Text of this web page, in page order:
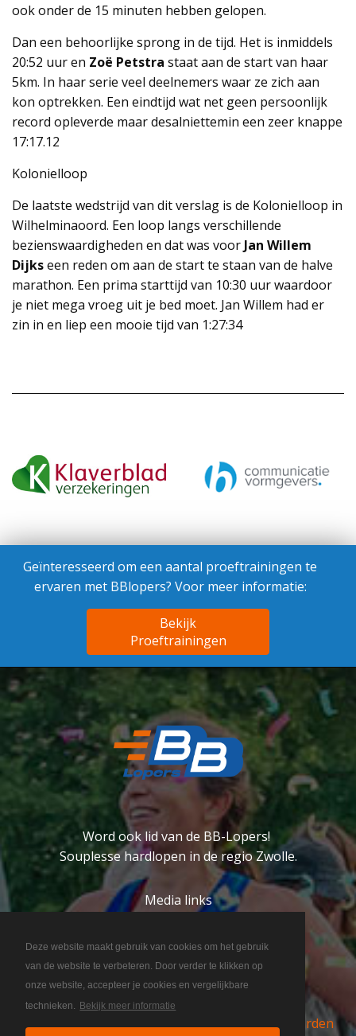
Deze website maakt gebruik van cookies om het gebruik
van de website te verbeteren. Door verder te klikken op
onze website, accepteer je cookies en vergelijkbare
technieken. Bekijk meer informatie
ook onder de 15 minuten hebben gelopen.
Dan een behoorlijke sprong in de tijd. Het is inmiddels
20:52 uur en Zoë Petstra staat aan de start van haar
5km. In haar serie veel deelnemers waar ze zich aan
kon optrekken. Een eindtijd wat net geen persoonlijk
record opleverde maar desalniettemin een zeer knappe
17:17.12
Kolonielloop
De laatste wedstrijd van dit verslag is de Kolonielloop in
Wilhelminaoord. Een loop langs verschillende
bezienswaardigheden en dat was voor Jan Willem
Dijkseen reden om aan de start te staan van de halve
marathon. Een prima starttijd van 10:30 uur waardoor
je niet mega vroeg uit je bed moet. Jan Willem had er
zin in en liep een mooie tijd van 1:27:34
Geïnteresseerd om een aantal proeftrainingen te
ervaren met BBlopers? Voor meer informatie:
Bekijk
Proeftrainingen
Word ook lid van de BB-Lopers!
Souplesse hardlopen in de regio Zwolle.
Media links
Copyright 2026 BB-lopers
Algemene voorwaarden